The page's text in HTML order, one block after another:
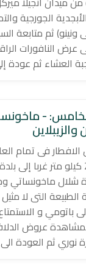
الجورجية
ثم متابعة
عرض النافورات
العشاء ثم عودة
-
والزيبلاين
الافطار فى تمام
نتوجه 28 كيلو متر غربا
شلال ماخونساتي
التى لا
باتومي و
عروض
نوري ثم العودة